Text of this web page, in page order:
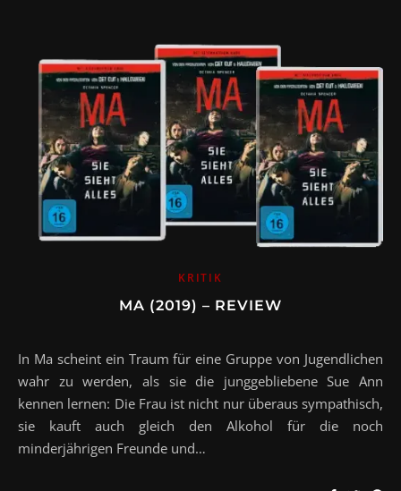
KRITIK
MA (2019) – REVIEW
In Ma scheint ein Traum für eine Gruppe von Jugendlichen
wahr zu werden, als sie die junggebliebene Sue Ann
kennen lernen: Die Frau ist nicht nur überaus sympathisch,
sie kauft auch gleich den Alkohol für die noch
minderjährigen Freunde und…